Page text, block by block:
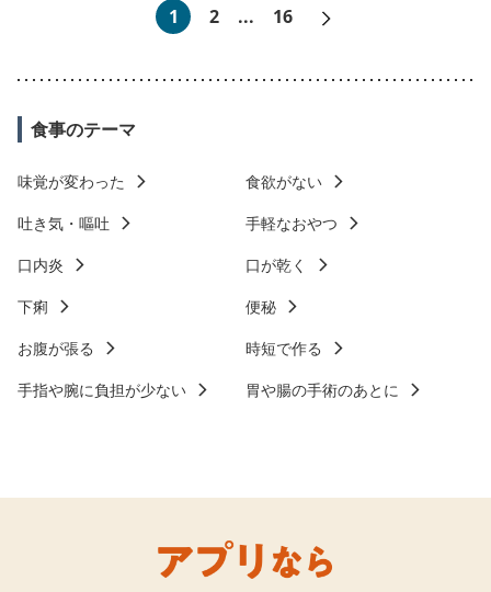
1 2 ... 16
食事のテーマ
味覚が変わった
食欲がない
吐き気・嘔吐
手軽なおやつ
口内炎
口が乾く
下痢
便秘
お腹が張る
時短で作る
手指や腕に負担が少ない
胃や腸の手術のあとに